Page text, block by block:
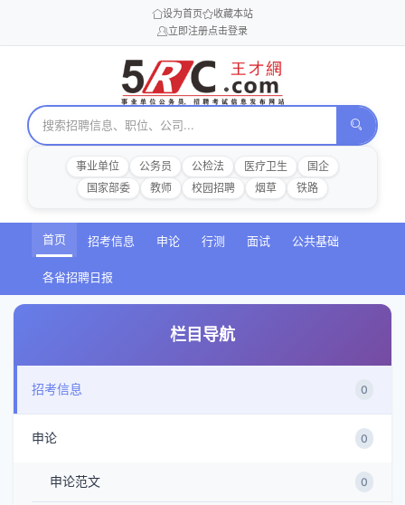
设为首页
收藏本站
立即注册点击登录
事业单位 公务员 公检法 医疗卫生
国企
国家部委
教师 校园招聘 烟草 铁路
首页 招考信息 申论 行测 面试 公共基础
各省招聘日报
栏目导航
招考信息 0
申论 0
申论范文 0